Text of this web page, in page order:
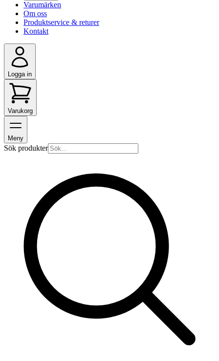
Varumärken
Om oss
Produktservice & returer
Kontakt
Logga in
Varukorg
Meny
Sök produkter